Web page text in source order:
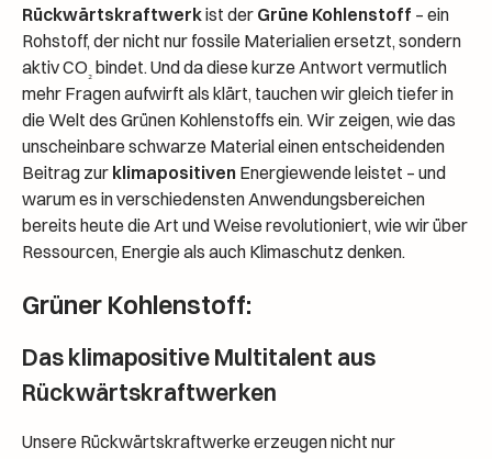
Rückwärtskraftwerkist der Grüne Kohlenstoff – ein
Rohstoff, der nicht nur fossile Materialien ersetzt, sondern
aktiv CO₂ bindet. Und da diese kurze Antwort vermutlich
mehr Fragen aufwirft als klärt, tauchen wir gleich tiefer in
die Welt des Grünen Kohlenstoffs ein. Wir zeigen, wie das
unscheinbare schwarze Material einen entscheidenden
Beitrag zur klimapositiven Energiewende leistet – und
warum es in verschiedensten Anwendungsbereichen
bereits heute die Art und Weise revolutioniert, wie wir über
Ressourcen, Energie als auch Klimaschutz denken.
Grüner Kohlenstoff:
Das klimapositive Multitalent aus
Rückwärtskraftwerken
Unsere Rückwärtskraftwerke erzeugen nicht nur